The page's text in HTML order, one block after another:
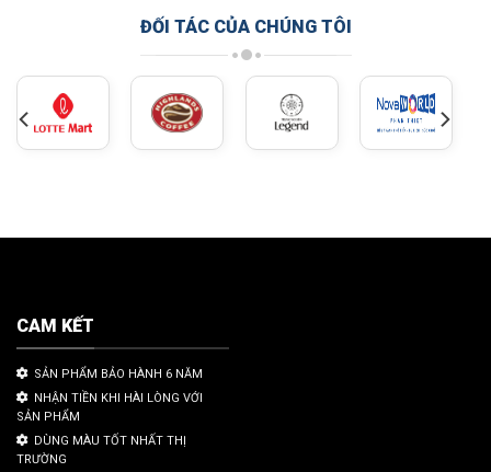
ĐỐI TÁC CỦA CHÚNG TÔI
CAM KẾT
SẢN PHẨM BẢO HÀNH 6 NĂM
NHẬN TIỀN KHI HÀI LÒNG VỚI
SẢN PHẨM
DÙNG MÀU TỐT NHẤT THỊ
TRƯỜNG